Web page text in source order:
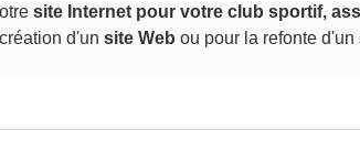
site Internet pour votre club sportif,
d'un site Web ou pour la refonte